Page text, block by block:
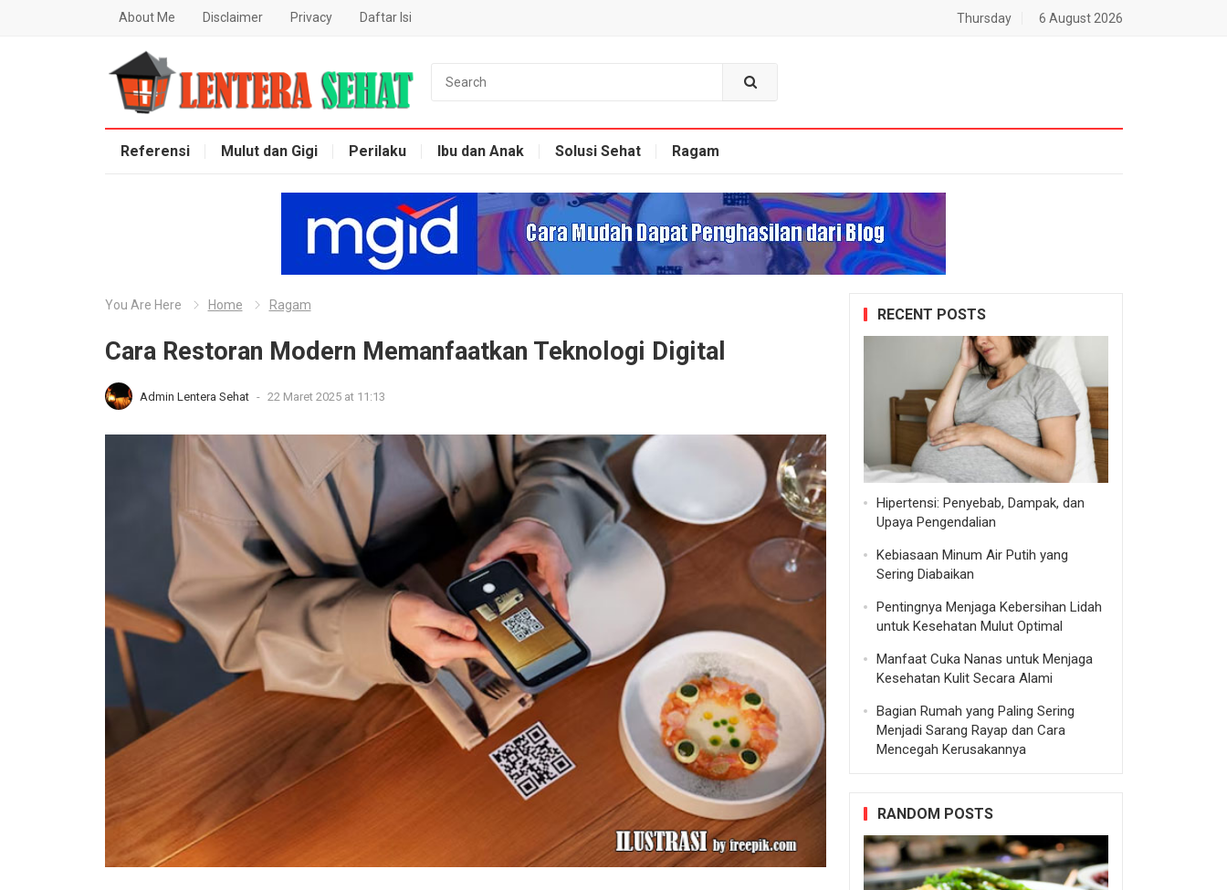
About Me Disclaimer Privacy Daftar Isi Thursday 6 August 2026
Lentera Sehat
Referensi
Mulut dan Gigi Perilaku Ibu dan Anak Solusi Sehat Ragam
You Are Here Home Ragam
Cara Restoran Modern Memanfaatkan Teknologi Digital
Admin Lentera Sehat - 22 Maret 2025 at 11:13
RECENT POSTS
Hipertensi: Penyebab, Dampak, dan
Upaya Pengendalian
Kebiasaan Minum Air Putih yang
Sering Diabaikan
Pentingnya Menjaga Kebersihan Lidah
untuk Kesehatan Mulut Optimal
Manfaat Cuka Nanas untuk Menjaga
Kesehatan Kulit Secara Alami
Bagian Rumah yang Paling Sering
Menjadi Sarang Rayap dan Cara
Mencegah Kerusakannya
RANDOM POSTS